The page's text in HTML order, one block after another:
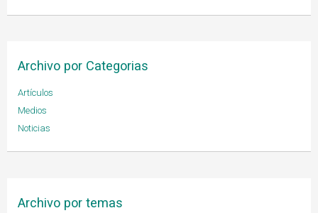
Archivo por Categorias
Artículos
Medios
Noticias
Archivo por temas